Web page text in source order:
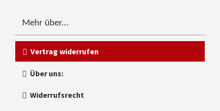
Mehr über...
Vertrag widerrufen
Über uns:
Widerrufsrecht